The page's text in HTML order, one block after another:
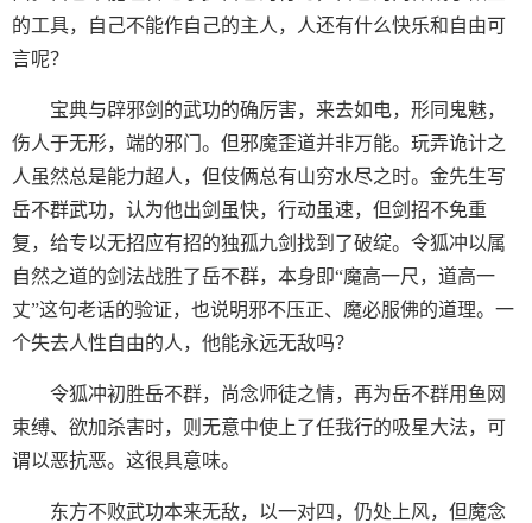
的工具，自己不能作自己的主人，人还有什么快乐和自由可
言呢？
宝典与辟邪剑的武功的确厉害，来去如电，形同鬼魅，
伤人于无形，端的邪门。但邪魔歪道并非万能。玩弄诡计之
人虽然总是能力超人，但伎俩总有山穷水尽之时。金先生写
岳不群武功，认为他出剑虽快，行动虽速，但剑招不免重
复，给专以无招应有招的独孤九剑找到了破绽。令狐冲以属
自然之道的剑法战胜了岳不群，本身即“魔高一尺，道高一
丈”这句老话的验证，也说明邪不压正、魔必服佛的道理。一
个失去人性自由的人，他能永远无敌吗？
令狐冲初胜岳不群，尚念师徒之情，再为岳不群用鱼网
束缚、欲加杀害时，则无意中使上了任我行的吸星大法，可
谓以恶抗恶。这很具意味。
东方不败武功本来无敌，以一对四，仍处上风，但魔念